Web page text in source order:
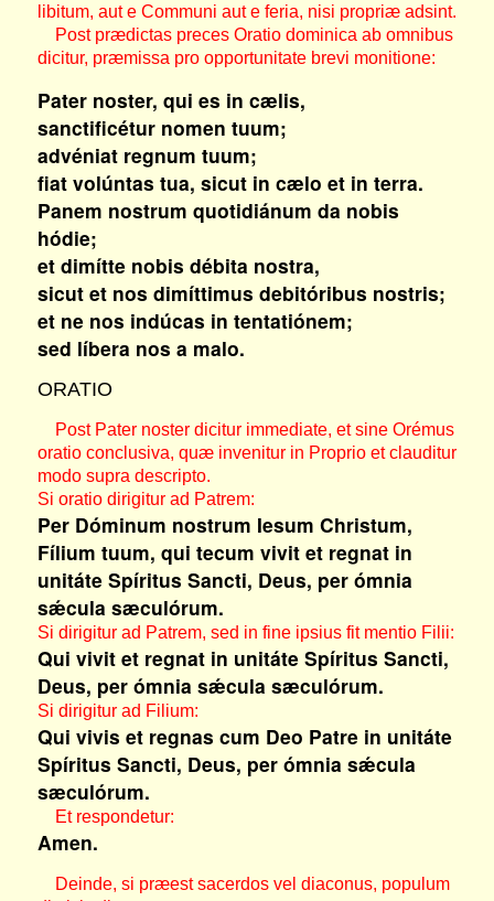
libitum, aut e Communi aut e feria, nisi propriæ adsint.
Post prædictas preces Oratio dominica ab omnibus
dicitur, præmissa pro opportunitate brevi monitione:
Pater noster, qui es in cælis,
sanctificétur nomen tuum;
advéniat regnum tuum;
fiat volúntas tua, sicut in cælo et in terra.
Panem nostrum quotidiánum da nobis
hódie;
et dimítte nobis débita nostra,
sicut et nos dimíttimus debitóribus nostris;
et ne nos indúcas in tentatiónem;
sed líbera nos a malo.
ORATIO
Post Pater noster dicitur immediate, et sine Orémus
oratio conclusiva, quæ invenitur in Proprio et clauditur
modo supra descripto.
Si oratio dirigitur ad Patrem:
Per Dóminum nostrum Iesum Christum,
Fílium tuum, qui tecum vivit et regnat in
unitáte Spíritus Sancti, Deus, per ómnia
sǽcula sæculórum.
Si dirigitur ad Patrem, sed in fine ipsius fit mentio Filii:
Qui vivit et regnat in unitáte Spíritus Sancti,
Deus, per ómnia sǽcula sæculórum.
Si dirigitur ad Filium:
Qui vivis et regnas cum Deo Patre in unitáte
Spíritus Sancti, Deus, per ómnia sǽcula
sæculórum.
Et respondetur:
Amen.
Deinde, si præest sacerdos vel diaconus, populum